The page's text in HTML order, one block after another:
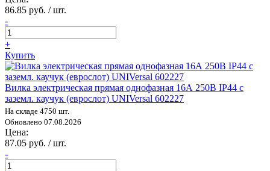
86.85 руб. / шт.
-
+
Купить
Вилка электрическая прямая однофазная 16А 250В IP44 с
заземл. каучук (еврослот) UNIVersal 602227
На складе 4750 шт.
Обновлено 07.08.2026
Цена:
87.05 руб. / шт.
-